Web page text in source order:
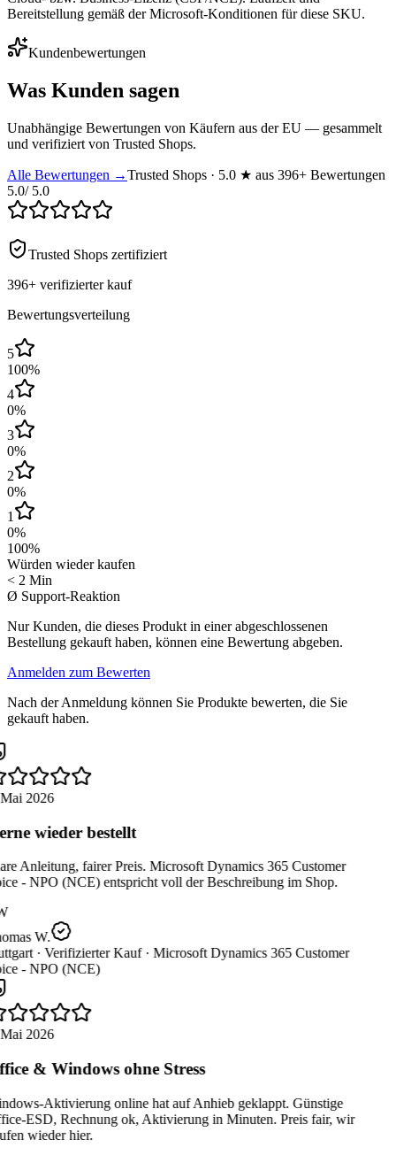
Bereitstellung gemäß der Microsoft-Konditionen für diese SKU.
Kundenbewertungen
Was Kunden sagen
Unabhängige Bewertungen von Käufern aus der EU — gesammelt
und verifiziert von Trusted Shops.
Alle Bewertungen →Trusted Shops · 5.0 ★ aus 396+ Bewertungen
5.0/ 5.0
Trusted Shops zertifiziert
396+ verifizierter kauf
Bewertungsverteilung
5
100%
4
0%
3
0%
2
0%
1
0%
100%
Würden wieder kaufen
< 2 Min
Ø Support-Reaktion
Nur Kunden, die dieses Produkt in einer abgeschlossenen
Bestellung gekauft haben, können eine Bewertung abgeben.
Anmelden zum Bewerten
Nach der Anmeldung können Sie Produkte bewerten, die Sie
gekauft haben.
2026
wieder bestellt
Anleitung, fairer Preis. Microsoft Dynamics 365 Customer
- NPO (NCE) entspricht voll der Beschreibung im Shop.
W.
· Verifizierter Kauf · Microsoft Dynamics 365 Customer
- NPO (NCE)
2026
& Windows ohne Stress
Aktivierung online hat auf Anhieb geklappt. Günstige
ESD, Rechnung ok, Aktivierung in Minuten. Preis fair, wir
wieder hier.